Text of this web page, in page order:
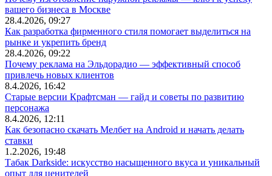
вашего бизнеса в Москве
28.4.2026, 09:27
Как разработка фирменного стиля помогает выделиться на
рынке и укрепить бренд
28.4.2026, 09:22
Почему реклама на Эльдорадио — эффективный способ
привлечь новых клиентов
8.4.2026, 16:42
Старые версии Крафтсман — гайд и советы по развитию
персонажа
8.4.2026, 12:11
Как безопасно скачать Мелбет на Android и начать делать
ставки
1.2.2026, 19:48
Табак Darkside: искусство насыщенного вкуса и уникальный
опыт для ценителей